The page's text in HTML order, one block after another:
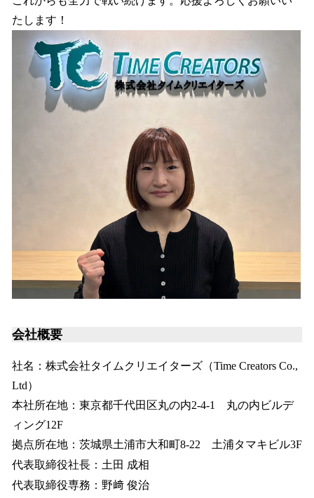
たします！
会社概要
社名：株式会社タイムクリエイターズ（Time Creators Co.,
Ltd）
本社所在地：東京都千代田区丸の内2-4-1 丸の内ビルデ
ィング12F
拠点所在地：茨城県土浦市大和町8-22 土浦タマキビル3F
代表取締役社長：土田 成相
代表取締役専務：野﨑 俊治